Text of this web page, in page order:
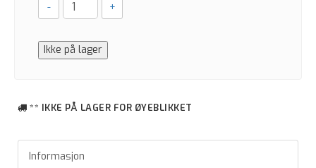
- +
Ikke på lager
** IKKE PÅ LAGER FOR ØYEBLIKKET
Informasjon